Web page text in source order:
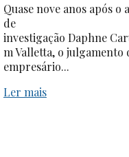
Quase nove anos após o
de
investigação Daphne
m Valletta, o julgamento
empresário...
Ler mais